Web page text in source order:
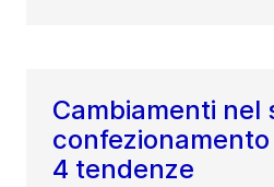
Cambiamenti nel
4 tendenze